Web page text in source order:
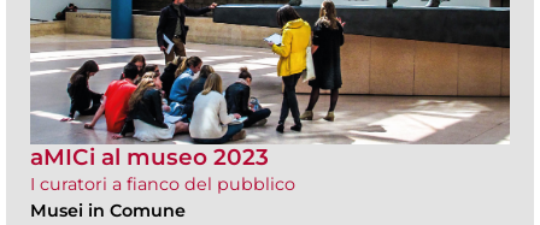
aMICi al museo 2023
I curatori a fianco del pubblico
Musei in Comune